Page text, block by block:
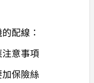
配線：
意事項
保險絲